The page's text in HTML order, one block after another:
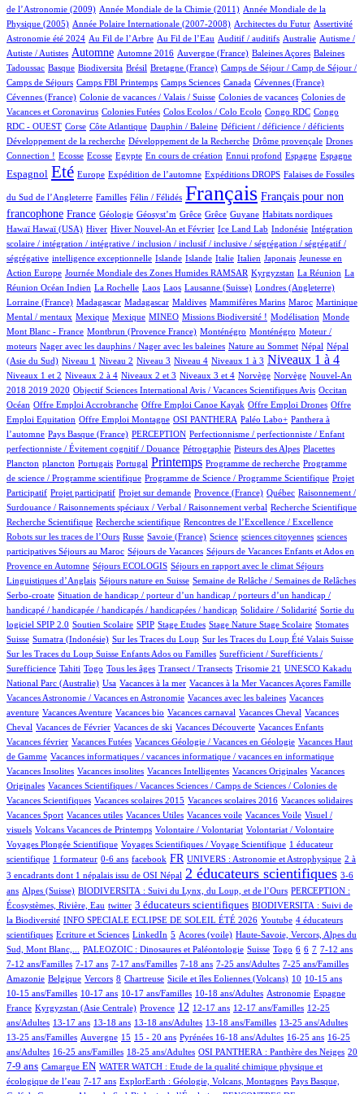
de l’Astronomie (2009)
2/558 Année Mondiale de la Chimie (2011)
15/558
Année Mondiale de la
Physique (2005)
5/558 Année Polaire Internationale (2007-2008)
3/558 Architectes du Futur
1/558 Assertivité
14/558
Astronomie été 2024
12/558 Au Fil de l’Arbre
6/558 Au Fil de l’Eau
1/558 Auditif / auditifs
1/558 Australie
1/558
Autisme /
Autiste / Autistes
249/558 Automne
3/558 Automne 2016
5/558 Auvergne (France)
1/558 Baleines Açores
2/558
Baleines
Tadoussac
1/558 Basque
52/558 Biodiversita
1/558 Brésil
9/558 Bretagne (France)
41/558
Camps de Séjour / Camp de Séjour /
Camps de Séjours
1/558 Camps FBI Printemps
4/558 Camps Sciences
5/558 Canada
2/558 Cévennes (France)
1/558
Cévennes (France)
1/558 Colonie de vacances / Valais / Suisse
2/558 Colonies de vacances
3/558
Colonies de
Vacances et Coronavirus
1/558 Colonies Futées
1/558 Colos Ecolos / Colo Ecolo
1/558 Congo RDC
3/558
Congo
RDC - OUEST
1/558 Corse
11/558 Côte Atlantique
1/558 Dauphin / Baleine
1/558 Déficient / déficience / déficients
1/558
Développement de la recherche
1/558 Développement de la Recherche
1/558 Drôme provençale
13/558
Drones
Connection !
1/558 Ecosse
1/558 Ecosse
1/558 Egypte
9/558 En cours de création
1/558 Ennui profond
27/558 Espagne
14/558 Espagne
144/558
Espagnol
409/558 Eté
11/558 Europe
60/558 Expédition de l’automne
91/558 Expéditions DROPS
4/558 Falaises de Fossiles
du Sud de l’Angleterre Familles Félin / Félidés Français Français pour non
francophone
167/558 France
23/558 Géologie
1/558 Géosyst’m
1/558 Grêce
1/558 Grêce
1/558 Guyane
2/558 Habitats nordiques
1/558
Hawaï
1/558Hawaï (USA)
105/558 Hiver
17/558 Hiver Nouvel-An et Février
6/558 Ice Land Lab
1/558 Indonésie
1/558
Intégration
scolaire / intégration / intégrative / inclusion / inclusif / inclusive / ségrégation / ségrégatif /
ségrégative
1/558 intelligence exceptionnelle
7/558 Islande
6/558 Islande
2/558 Italie
32/558 Italien
4/558 Japonais
2/558
Jeunesse en
Action Europe
5/558 Journée Mondiale des Zones Humides RAMSAR
40/558 Kyrgyzstan
5/558 La Réunion
4/558
La
Réunion Océan Indien
1/558 La Rochelle
1/558 Laos
1/558 Laos
2/558 Lausanne (Suisse)
62/558 Londres (Angleterre)
1/558
Lorraine (France)
6/558 Madagascar
6/558 Madagascar
1/558 Maldives
1/558 Mammifères Marins
4/558 Maroc
14/558 Martinique
1/558
Mental / mentaux
1/558 Mexique
1/558 Mexique
14/558 MINEO
23/558 Missions Biodiversité !
1/558 Modélisation
3/558 Monde
1/558
Mont Blanc - France
6/558 Montbrun (Provence France)
4/558 Monténégro
4/558 Monténégro
1/558
Moteur /
moteurs
1/558 Nager avec les dauphins / Nager avec les baleines
2/558 Nature au Sommet
6/558 Népal
6/558
Népal
(Asie du Sud)
8/558 Niveau 1
9/558 Niveau 2
7/558 Niveau 3
53/558 Niveau 4
48/558 Niveaux 1 à 3
257/558 Niveaux 1 à 4
8/558
Niveaux 1 et 2
42/558 Niveaux 2 à 4
4/558 Niveaux 2 et 3
104/558 Niveaux 3 et 4
2/558 Norvège
2/558 Norvège
14/558
Nouvel-An
2018 2019 2020
1/558 Objectif Sciences International Avis / Vacances Scientifiques Avis
6/558 Occitan
70/558
Océan
1/558Offre Emploi Accrobranche
1/558 Offre Emploi Canoe Kayak
1/558 Offre Emploi Drones
1/558
Offre
Emploi Equitation
1/558 Offre Emploi Montagne
43/558 OSI PANTHERA
40/558 Paléo Labo+
42/558
Panthera à
l’automne
3/558 Pays Basque (France)
25/558 PERCEPTION
1/558
Perfectionnisme / perfectionniste / Enfant
perfectionniste / Évitement cognitif / Douance
2/558 Pétrographie
7/558 Pisteurs des Alpes
3/558 Placettes
1/558
Plancton
1/558 plancton
8/558 Portugais
1/558 Portugal
251/558 Printemps
1/558 Programme de recherche
1/558
Programme
de science / Programme scientifique
2/558 Programme de Science / Programme Scientifique
1/558
Projet
Participatif
1/558 Projet participatif
12/558 Projet sur demande
35/558 Provence (France)
3/558 Québec
1/558
Raisonnement /
Surdouance / Raisonnements spéciaux / Verbal / Raisonnement verbal
1/558 Recherche Scientifique
1/558
Recherche Scientifique
1/558 Recherche scientifique
1/558 Rencontres de l’Excellence / Excellence
3/558
Robots sur les traces de l’Ours
40/558 Russe
3/558 Savoie (France)
3/558 Science
1/558 sciences citoyennes
1/558
sciences
participatives
1/558 Séjours au Maroc
39/558 Séjours de Vacances
25/558
Séjours de Vacances Enfants et Ados en
Provence en Automne
4/558 Séjours ECOLOGIS
11/558 Séjours en rapport avec le climat
69/558
Séjours
Linguistiques d’Anglais
9/558 Séjours nature en Suisse
39/558 Semaine de Relâche / Semaines de Relâches
4/558
Serbo-croate
1/558
Situation de handicap / porteur d’un handicap / porteurs d’un handicap /
handicapé / handicapée / handicapés / handicapées / handicap
2/558 Solidaire / Solidarité
3/558
Sortie du
logiciel SPIP 2.0
25/558 Soutien Scolaire
3/558 SPIP
1/558 Stage Etudes
1/558 Stage Nature
3/558 Stage Scolaire
1/558 Stomates
83/558
Suisse
11/558Sumatra (Indonésie)
2/558 Sur les Traces du Loup
4/558 Sur les Traces du Loup Été Valais Suisse
3/558
Sur les Traces du Loup Suisse Enfants Ados ou Familles
1/558
Surefficient / Surefficients /
Surefficience
10/558 Tahiti
6/558 Togo
11/558 Tous les âges
39/558 Transect / Transects
1/558 Trisomie 21
1/558
UNESCO Kakadu
National Parc (Australie)
5/558 Usa
1/558 Vacances à la mer
1/558 Vacances à la Mer
1/558 Vacances Açores Famille
14/558
Vacances Astronomie / Vacances en Astronomie
1/558 Vacances avec les baleines
1/558
Vacances
aventure
3/558 Vacances Aventure
1/558 Vacances bio
1/558 Vacances carnaval
46/558 Vacances Cheval
1/558
Vacances
Cheval
16/558Vacances de Février
1/558 Vacances de ski
1/558 Vacances Découverte
13/558 Vacances Enfants
1/558
Vacances février
2/558 Vacances Futées
8/558 Vacances Géologie / Vacances en Géologie
1/558
Vacances Haut
de Gamme
1/558 Vacances informatiques / vacances informatique / vacances en informatique
1/558
Vacances Insolites
1/558 Vacances insolites
1/558 Vacances Intelligentes
2/558 Vacances Originales
1/558
Vacances
Originales
3/558
Vacances Scientifiques / Vacances Sciences / Camps de Sciences / Colonies de
Vacances Scientifiques
1/558 Vacances scolaires 2015
1/558 Vacances scolaires 2016
1/558 Vacances solidaires
1/558
Vacances Sport
1/558 Vacances utiles
1/558 Vacances Utiles
1/558 Vacances voile
1/558 Vacances Voile
1/558
Visuel /
visuels
3/558Volcans Vacances de Printemps
1/558 Volontaire / Volontariat
1/558 Volontariat / Volontaire
33/558
Voyages Plongée Scientifique
3/558 Voyages Scientifiques / Voyage Scientifique
73/558
1 éducateur
scientifique
4/558 1 formateur
3/558 0-6 ans
10/558 facebook
204/558 FR
18/558 UNIVERS : Astronomie et Astrophysique
3/558
2 à
3 encadrants dont 1 népalais issu de OSI Népal
337/558 2 éducateurs scientifiques
9/558
3-6
ans
65/558Alpes (Suisse)
25/558 BIODIVERSITA : Suivi du Lynx, du Loup, et de l’Ours
7/558
PERCEPTION :
Écosystèmes, Rivière, Eau
1/558 twitter
148/558 3 éducateurs scientifiques
39/558
BIODIVERSITA : Suivi de
la Biodiversité
41/558 INFO SPECIALE ECLIPSE DE SOLEIL ÉTÉ 2026
1/558 Youtube
25/558
4 éducateurs
scientifiques
1/558 Ecriture et Sciences
1/558 LinkedIn
17/558 5
3/558 Acores (voile)
10/558
Haute-Savoie, Vercors, Alpes du
Sud, Mont Blanc,...
40/558 PALEOZOIC : Dinosaures et Paléontologie
2/558 Suisse
4/558 Togo
1/558 6
16/558 6
41/558 7
8/558 7-12 ans
38/558
7-12 ans/Familles
2/558 7-17 ans
27/558 7-17 ans/Familles
21/558 7-18 ans
1/558 7-25 ans/Adultes
8/558 7-25 ans/Familles
1/558
Amazonie
1/558 Belgique
1/558 Vercors
40/558 8
1/558 Chartreuse
4/558 Sicile et îles Eoliennes (Volcans)
50/558 10
2/558 10-15 ans
2/558
10-15 ans/Familles
4/558 10-17 ans
8/558 10-17 ans/Familles
4/558 10-18 ans/Adultes
45/558 Astronomie
41/558 Espagne
6/558
France
47/558Kyrgyzstan (Asie Centrale)
112/558 Provence
239/558 12
16/558 12-17 ans
2/558 12-17 ans/Familles
1/558
12-25
ans/Adultes
79/558 13-17 ans
6/558 13-18 ans
19/558 13-18 ans/Adultes
6/558 13-18 ans/Familles
1/558 13-25 ans/Adultes
2/558
13-25 ans/Familles
2/558 Auvergne
113/558 15
19/558 15 - 20 ans
34/558 Pyrénées
49/558 16-18 ans/Adultes
4/558 16-25 ans
2/558
16-25
ans/Adultes
2/558 16-25 ans/Familles
7/558 18-25 ans/Adultes
43/558 OSI PANTHERA : Panthère des Neiges
49/558 20
139/558
7-9 ans
2/558 Camargue
123/558 EN
7/558
WATER WATCH : Etude de la qualité chimique physique et
écologique de l’eau
12/558 7-17 ans
17/558 ExplorEarth : Géologie, Volcans, Montagnes
18/558
Pays Basque,